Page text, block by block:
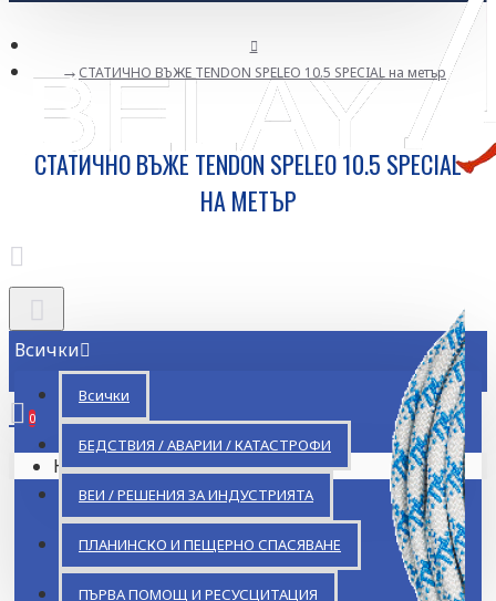
Всички
Всички
БЕДСТВИЯ / АВАРИИ / КАТАСТРОФИ
ВЕИ / РЕШЕНИЯ ЗА ИНДУСТРИЯТА
ПЛАНИНСКО И ПЕЩЕРНО СПАСЯВАНЕ
ПЪРВА ПОМОЩ И РЕСУСЦИТАЦИЯ
0
Кошницата ви е празна!
СТАТИЧНО ВЪЖЕ TENDON SPELEO 10.5 SPECIAL на метър
СТАТИЧНО ВЪЖЕ TENDON SPELEO 10.5 SPECIAL
НА МЕТЪР